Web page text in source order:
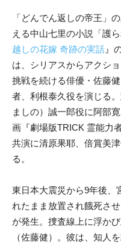
「どんでん返しの帝王」
える中山七里の小説「護
越しの花嫁 奇跡の実話』
は、シリアスからアクシ
挑戦を続ける俳優・佐藤
者、利根泰久役を演じる
ましの）誠一郎役に阿部
画『劇場版TRICK 霊能力
共演に清原果耶、倍賞美
る。
東日本大震災から9年後、
れたまま放置され餓死さ
が発生。捜査線上に浮か
（佐藤健）。彼は、知人